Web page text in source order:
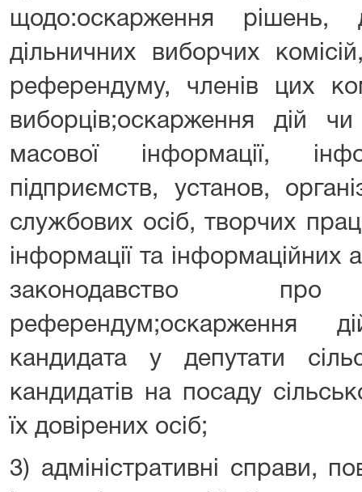
щодо:оскарження рішень,
дільничних виборчих
референдуму, членів цих
виборців;оскарження дій чи
масової інформації,
підприємств, установ,
службових осіб, творчих
інформації та
законодавство
референдум;оскарження
кандидата у депутати
кандидатів на посаду
їх довірених осіб;
3) адміністративні справи,